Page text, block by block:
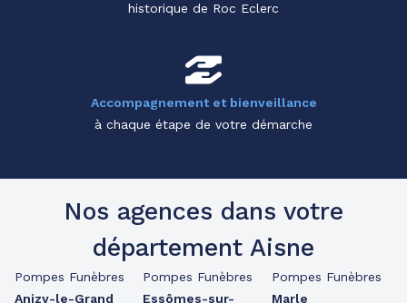
historique de Roc Eclerc
Accompagnement et bienveillance
à chaque étape de votre démarche
Nos agences dans votre
département Aisne
Pompes Funèbres
Anizy-le-Grand
Pompes Funèbres
Essômes-sur-
Pompes Funèbres
Marle